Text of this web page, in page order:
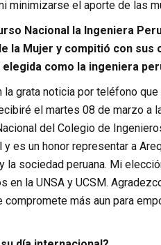
minimizarse el aporte de las
Nacional la Ingeniera
la Mujer y compitió con
como la ingeniera
grata noticia por teléfono
el martes 08 de marzo a
del Colegio de
un honor representar a
sociedad peruana. Mi
la UNSA y UCSM.
más aun para